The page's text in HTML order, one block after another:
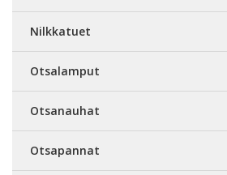
Nilkkatuet
Otsalamput
Otsanauhat
Otsapannat